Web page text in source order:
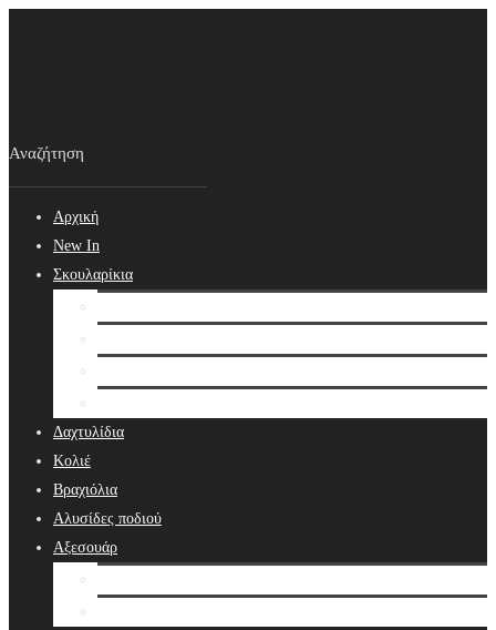
Αρχική
New In
Σκουλαρίκια
Δαχτυλίδια
Κολιέ
Βραχιόλια
Αλυσίδες ποδιού
Αξεσουάρ